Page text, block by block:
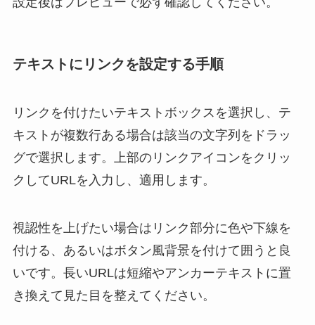
テキストにリンクを設定する手順
リンクを付けたいテキストボックスを選択し、テ
キストが複数行ある場合は該当の文字列をドラッ
グで選択します。上部のリンクアイコンをクリッ
クしてURLを入力し、適用します。
視認性を上げたい場合はリンク部分に色や下線を
付ける、あるいはボタン風背景を付けて囲うと良
いです。長いURLは短縮やアンカーテキストに置
き換えて見た目を整えてください。